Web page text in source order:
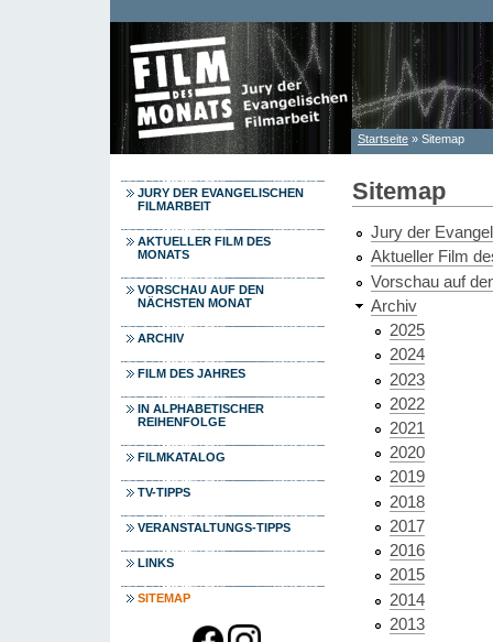
Sie sind hier
Startseite » Sitemap
JURY DER EVANGELISCHEN
FILMARBEIT
AKTUELLER FILM DES
MONATS
VORSCHAU AUF DEN
NÄCHSTEN MONAT
ARCHIV
FILM DES JAHRES
IN ALPHABETISCHER
REIHENFOLGE
FILMKATALOG
TV-TIPPS
VERANSTALTUNGS-TIPPS
LINKS
SITEMAP
Sitemap
Jury der
Aktueller Film
Vorschau auf
Archiv
2025
2024
2023
2022
2021
2020
2019
2018
2017
2016
2015
2014
2013